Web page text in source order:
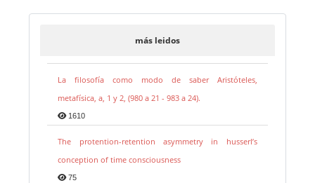
más leidos
La filosofía como modo de saber Aristóteles,
metafísica, a, 1 y 2, (980 a 21 - 983 a 24).
1610
The protention-retention asymmetry in husserl’s
conception of time consciousness
75